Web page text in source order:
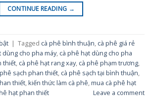
CONTINUE READING →
| Tagged cà phê bình thuận, cà phê giá rẻ
dùng cho pha máy, cà phê hạt dùng cho pha
thiết, cà phê hạt rang xay, cà phê phạm trương,
sạch phan thiết, cà phê sạch tại bình thuận,
thiết,kiến thức làm cà phê,mua cà phê hạt
hạt phan thiết Leave a comment